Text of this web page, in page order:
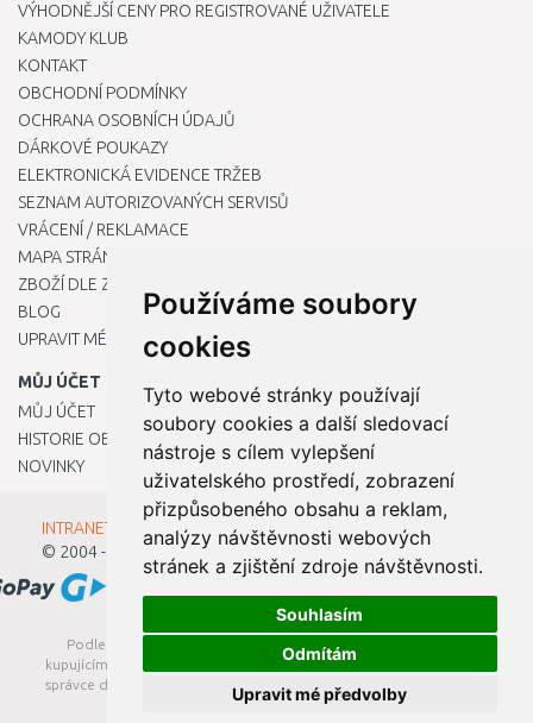
Používáme soubory
cookies
Tyto webové stránky používají
soubory cookies a další sledovací
nástroje s cílem vylepšení
uživatelského prostředí, zobrazení
přizpůsobeného obsahu a reklam,
analýzy návštěvnosti webových
stránek a zjištění zdroje návštěvnosti.
Souhlasím
Odmítám
Upravit mé předvolby
VÝHODNĚJŠÍ CENY PRO REGISTROVANÉ UŽIVATELE
KAMODY KLUB
KONTAKT
OBCHODNÍ PODMÍNKY
OCHRANA OSOBNÍCH ÚDAJŮ
DÁRKOVÉ POUKAZY
ELEKTRONICKÁ EVIDENCE TRŽEB
SEZNAM AUTORIZOVANÝCH SERVISŮ
VRÁCENÍ / REKLAMACE
MAPA STRÁNKY
ZBOŽÍ DLE ZNAČEK
BLOG
UPRAVIT MÉ PŘEDVOLBY COOKIES
MŮJ ÚČET
MŮJ ÚČET
HISTORIE OBJEDNÁVEK
NOVINKY
INTRANET - Přihlášení pro zaměstnance
© 2004 - 2026
Kamody s.r.o.
Podle zákona o evidenci tržeb je prodávající povinen vystavit
kupujícímu účtenku. Zároveň je povinen zaevidovat přijatou tržbu u
správce daně online; v případě technického výpadku pak nejpozději
do 48 hodin.